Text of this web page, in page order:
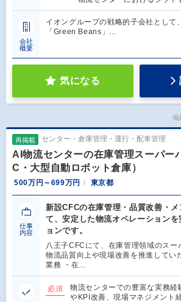
会社
概要
イオングループの戦略的子会社として
「Green Beans」…
気になる
掲
再掲載 センター・倉庫管理・運行・配車管理
AI物流センターの在庫管理スーパー
C・大型自動ロボット倉庫）
500万円～699万円 東京都
仕事
内容
新設CFCの在庫管理・品質改善・
て、安定した物流オペレーション
ョンです。
八王子CFCにて、在庫管理領域のスー
物流品質向上や現場改善を推進してい
業務 ・在…
必須
物流センターでの豊富な実務経
やKPI改善、現場マネジメント